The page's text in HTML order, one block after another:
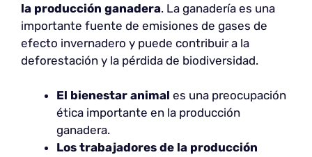
la producción ganadera. La ganadería es una
importante fuente de emisiones de gases de
efecto invernadero y puede contribuir a la
deforestación y la pérdida de biodiversidad.
El bienestar animal es una preocupación
ética importante en la producción
ganadera.
Los trabajadores de la producción